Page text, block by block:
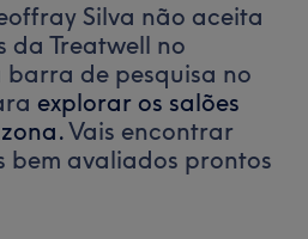
Silva não aceita
da Treatwell no
barra de pesquisa no
explorar os salões
Vais encontrar
bem avaliados prontos